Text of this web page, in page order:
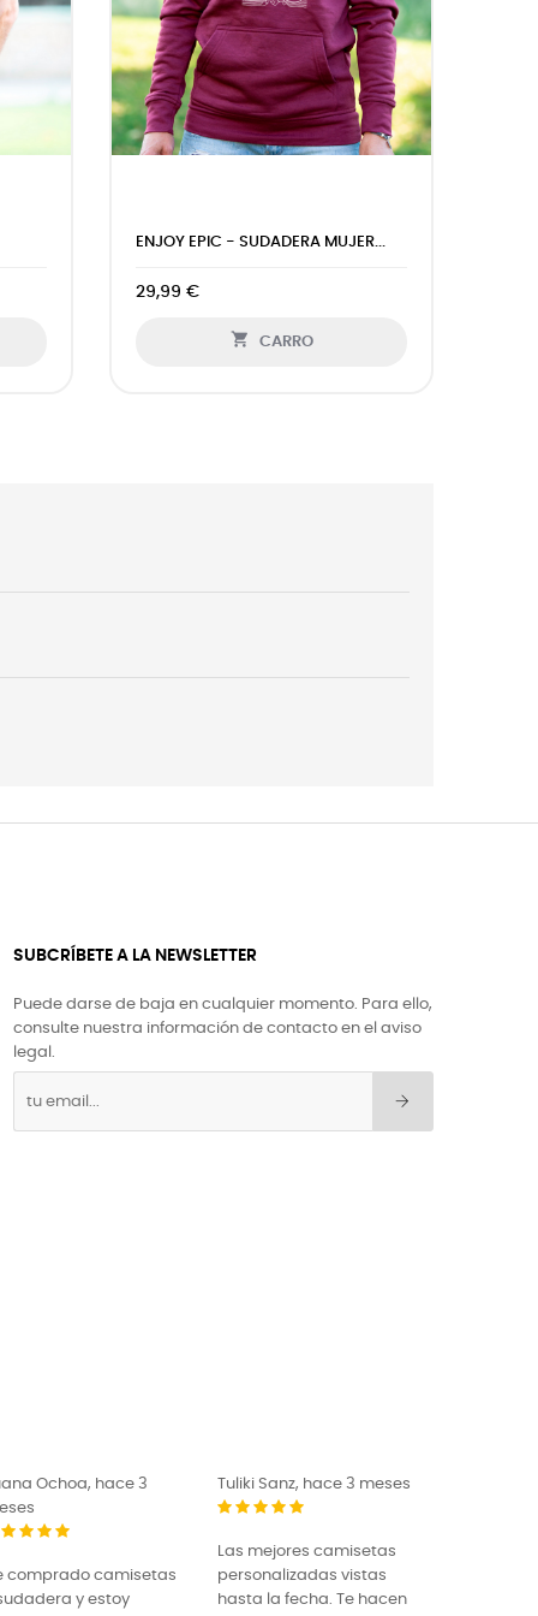
ENJOY EPIC - SUDADERA MUJER...
29,99 €
 CARRO
SUBCRÍBETE A LA NEWSLETTER
Puede darse de baja en cualquier momento. Para ello,
consulte nuestra información de contacto en el aviso
legal.
Ochoa, hace 3
comprado camisetas
y estoy
Tuliki Sanz, hace 3 meses
Las mejores camisetas
personalizadas vistas
hasta la fecha. Te hacen